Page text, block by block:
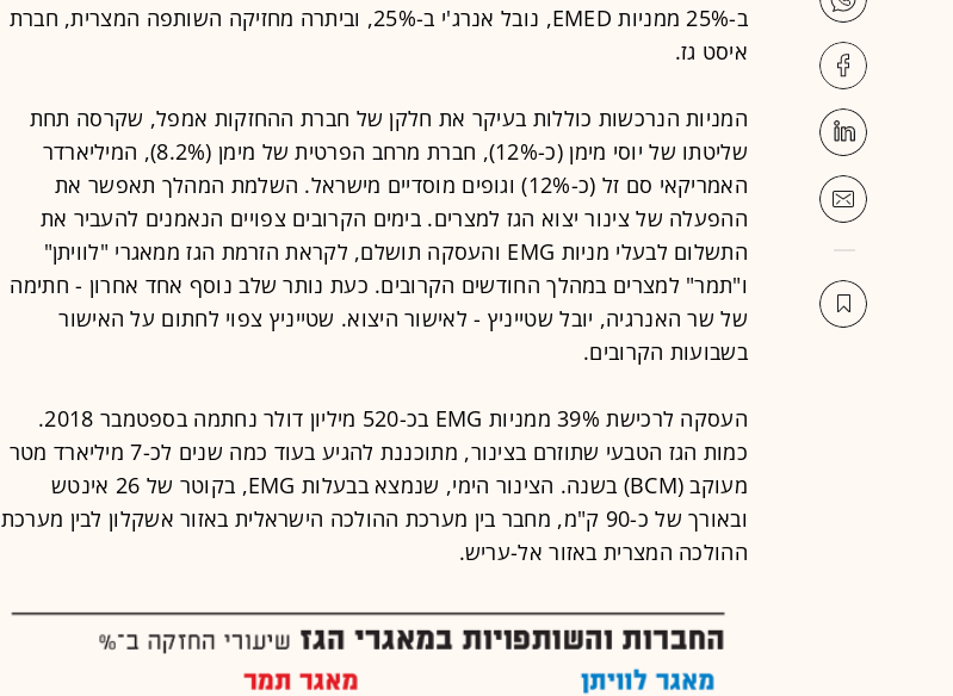
ב-25% ממניות EMED, נובל אנרג'י ב-25%, וביתרה מחזיקה השותפה המצרית, חברת
איסט גז.
המניות הנרכשות כוללות בעיקר את חלקן של חברת ההחזקות אמפל, שקרסה תחת
שליטתו של יוסי מימן (כ-12%), חברת מרחב הפרטית של מימן (8.2%), המיליארדר
האמריקאי סם זל (כ-12%) וגופים מוסדיים מישראל. השלמת המהלך תאפשר את
ההפעלה של צינור יצוא הגז למצרים. בימים הקרובים צפויים הנאמנים להעביר את
התשלום לבעלי מניות EMG והעסקה תושלם, לקראת הזרמת הגז ממאגרי "לוויתן"
ו"תמר" למצרים במהלך החודשים הקרובים. כעת נותר שלב נוסף אחד אחרון - חתימה
של שר האנרגיה, יובל שטייניץ - לאישור היצוא. שטייניץ צפוי לחתום על האישור
בשבועות הקרובים.
העסקה לרכישת 39% ממניות EMG בכ-520 מיליון דולר נחתמה בספטמבר 2018.
כמות הגז הטבעי שתוזרם בצינור, מתוכננת להגיע בעוד כמה שנים לכ-7 מיליארד מטר
מעוקב (BCM) בשנה. הצינור הימי, שנמצא בבעלות EMG, בקוטר של 26 אינטש
ובאורך של כ-90 ק"מ, מחבר בין מערכת ההולכה הישראלית באזור אשקלון לבין מערכת
ההולכה המצרית באזור אל-עריש.